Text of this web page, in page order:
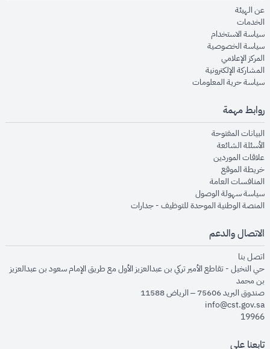
عن الهيئةopens in new window
الخدماتopens in new window
سياسة الاستخدام
سياسة الخصوصيةopens in new window
المركز الإعلاميopens in new window
المشاركة الإلكترونيةopens in new window
سياسة حرية المعلوماتopens in new window
روابط مهمة
البيانات المفتوحةopens in new window
الأسئلة الشائعةopens in new window
علاقات الموردينopens in new window
خريطة الموقعopens in new window
المنافسات العامةopens in new window
سياسة سهولة الوصولopens in new window
المنصة الوطنية الموحدة للتوظيف - جداراتopens in new window
الاتصال والدعم
اتصل بنا
حي النخيل - تقاطع الأمير تركي بن عبدالعزيز الأول مع طريق الإمام سعود بن عبدالعزيز
بن محمد
صندوق البريد 75606 – الرياض 11588
info@cst.gov.sa
19966
تابعنا على